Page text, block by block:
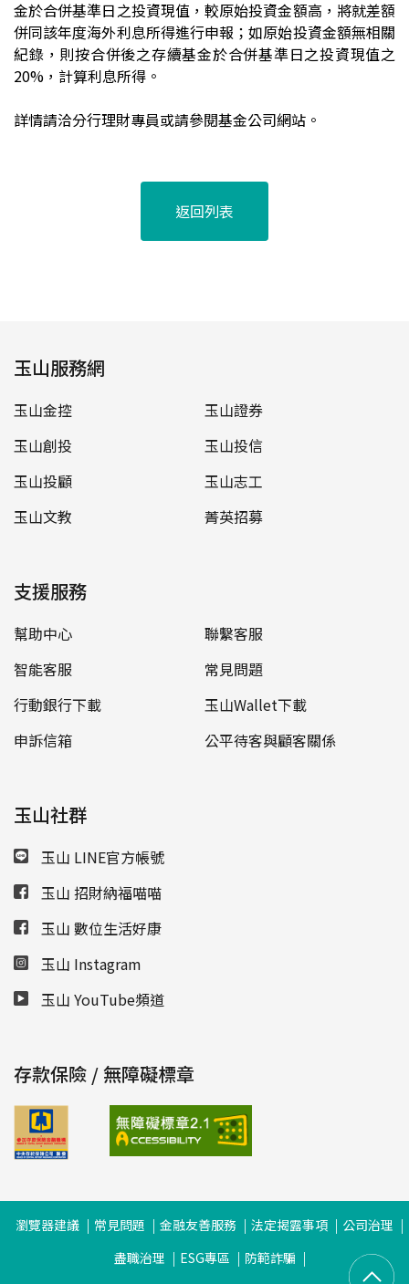
金於合併基準日之投資現值，較原始投資金額高，將就差額
併同該年度海外利息所得進行申報；如原始投資金額無相關
紀錄，則按合併後之存續基金於合併基準日之投資現值之
20%，計算利息所得。
詳情請洽分行理財專員或請參閱基金公司網站。
返回列表
玉山服務網
玉山金控
玉山證券
玉山創投
玉山投信
玉山投顧
玉山志工
玉山文教
菁英招募
支援服務
幫助中心
聯繫客服
智能客服
常見問題
行動銀行下載
玉山Wallet下載
申訴信箱
公平待客與顧客關係
玉山社群
玉山 LINE官方帳號
玉山 招財納福喵喵
玉山 數位生活好康
玉山 Instagram
玉山 YouTube頻道
存款保險 / 無障礙標章
瀏覽器建議 常見問題 金融友善服務 法定揭露事項
公司治理
盡職治理
ESG專區
防範詐騙